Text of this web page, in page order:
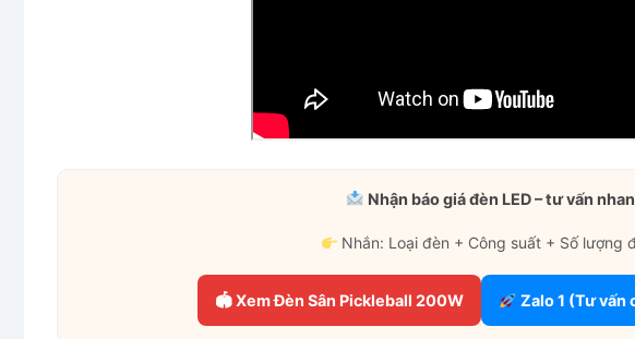
Nhận báo giá đèn LED – tư vấn
Nhắn: Loại đèn + Công suất + Số lượng
🏟 Xem Đèn Sân Pickleball 200W Zalo 1 (Tư vấn